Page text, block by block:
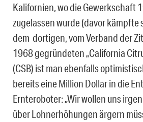
Kalifornien, wo die Gewerkschaft
zugelassen wurde (davor kämpfte
dem dortigen, vom Verband der
1968 gegründeten „California
(CSB) ist man ebenfalls
bereits eine Million Dollar in die
Ernteroboter: „Wir wollen uns
über Lohnerhöhungen ärgern